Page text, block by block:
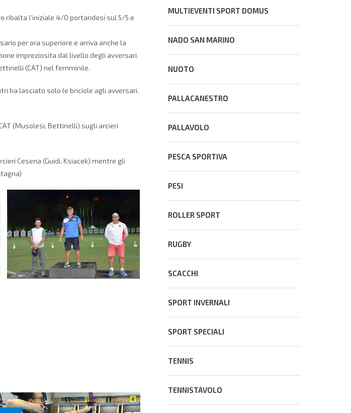
ribalta l’iniziale 4/0 portandosi sul 5/5 e
per ora superiore e arriva anche la
impreziosita dal livello degli avversari.
(CAT) nel femminile.
ha lasciato solo le briciole agli avversari.
(Musolesi, Bettinelli) sugli arcieri
Cesena (Guidi, Ksiacek) mentre gli
MULTIEVENTI SPORT DOMUS
NADO SAN MARINO
NUOTO
PALLACANESTRO
PALLAVOLO
PESCA SPORTIVA
PESI
ROLLER SPORT
RUGBY
SCACCHI
SPORT INVERNALI
SPORT SPECIALI
TENNIS
TENNISTAVOLO